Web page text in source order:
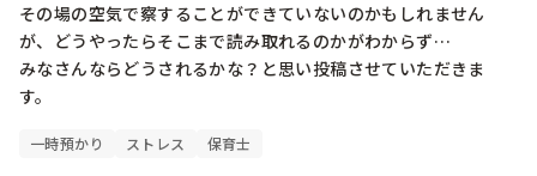
その場の空気で察することができていないのかもしれません
が、どうやったらそこまで読み取れるのかがわからず…
みなさんならどうされるかな？と思い投稿させていただきま
す。
一時預かり ストレス 保育士